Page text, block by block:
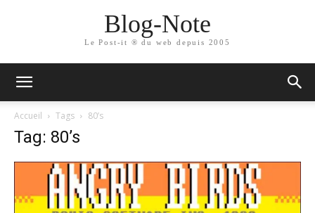
Blog-Note
Le Post-it ® du web depuis 2005
Accueil Tags 80’s
Tag: 80’s